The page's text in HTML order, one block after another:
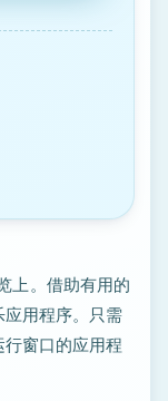
上。借助有用的
用程序。只需
窗口的应用程